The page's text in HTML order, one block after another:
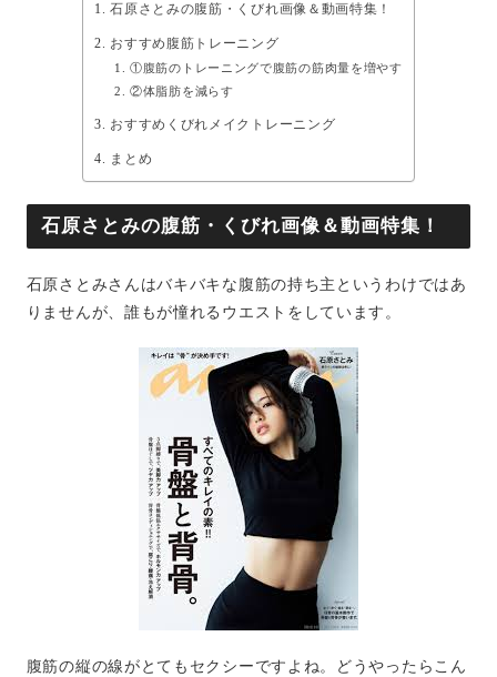
石原さとみの腹筋・くびれ画像＆動画特集！
おすすめ腹筋トレーニング
①腹筋のトレーニングで腹筋の筋肉量を増やす
②体脂肪を減らす
おすすめくびれメイクトレーニング
まとめ
石原さとみの腹筋・くびれ画像＆動画特集！
石原さとみさんはバキバキな腹筋の持ち主というわけではあ
りませんが、誰もが憧れるウエストをしています。
腹筋の縦の線がとてもセクシーですよね。どうやったらこん